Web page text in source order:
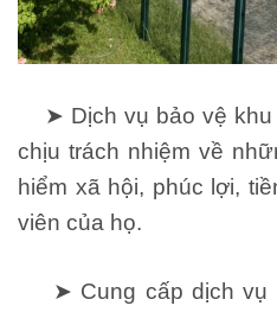
➤ Dịch vụ bảo vệ khu
chịu trách nhiệm về
hiểm xã hội, phúc lợi,
viên của họ.
➤ Cung cấp dịch vụ